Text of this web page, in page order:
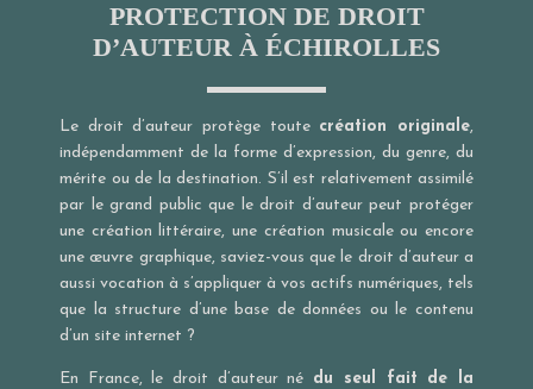
PROTECTION DE DROIT
D’AUTEUR À ÉCHIROLLES
Le droit d’auteur protège toute création originale,
indépendamment de la forme d’expression, du genre, du
mérite ou de la destination. S’il est relativement assimilé
par le grand public que le droit d’auteur peut protéger
une création littéraire, une création musicale ou encore
une œuvre graphique, saviez-vous que le droit d’auteur a
aussi vocation à s’appliquer à vos actifs numériques, tels
que la structure d’une base de données ou le contenu
d’un site internet ?
En France, le droit d’auteur né du seul fait de la